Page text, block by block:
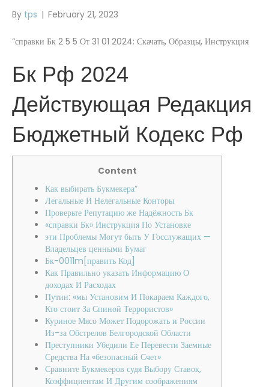
By tps | February 21, 2023
“справки Бк 2 5 5 От 31 01 2024: Скачать, Образцы, Инструкция
Бк Рф 2024
Действующая Редакция
Бюджетный Кодекс Рф
Content
Как выбирать Букмекера”
Легальные И Нелегальные Конторы
Проверьте Репутацию же Надёжность Бк
«справки Бк» Инструкция По Установке
эти Проблемы Могут быть У Госслужащих —
Владельцев ценными Бумаг
Бк-0011m[править Код]
Как Правильно указать Информацию О
доходах И Расходах
Путин: «мы Установим И Покараем Каждого,
Кто стоит За Спиной Террористов»
Куриное Мясо Может Подорожать и России
Из-за Обстрелов Белгородской Области
Преступники Убедили Ее Перевести Заемные
Средства На «безопасный Счет»
Сравните Букмекеров судя Выбору Ставок,
Коэффициентам И Другим соображениям